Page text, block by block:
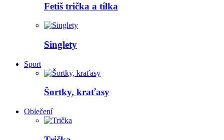
Fetiš trička a tílka
Singlety
Sport
Šortky, kraťasy
Oblečení